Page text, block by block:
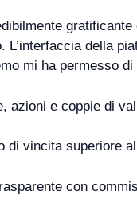
gratificante
L’interfaccia della
mi ha permesso
azioni e coppie di
di vincita superiore
con